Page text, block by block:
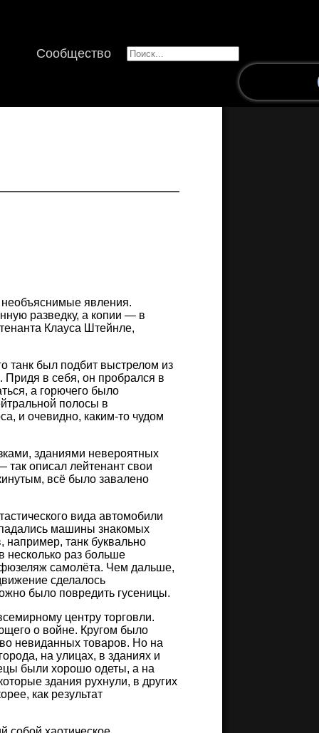
Сообщество
явления.
разведку, а копии — в
Клауса Штейнле,
танк был подбит выстрелом из
Придя в себя, он пробрался в
а горючего было
полосы в
и очевидно, каким-то чудом
зданиями невероятных
описал лейтенант свои
всё было завалено
вида автомобили
машины знакомых
танк буквально
несколько раз больше
самолёта. Чем дальше,
сделалось
было повредить гусеницы.
центру торговли.
о войне. Кругом было
невиданных товаров. Но на
на улицах, в зданиях и
были хорошо одеты, а на
здания рухнули, в других
как результат